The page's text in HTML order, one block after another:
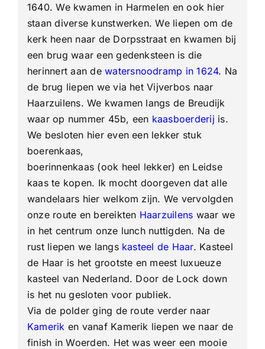
1640. We kwamen in Harmelen en ook hier
staan diverse kunstwerken. We liepen om de
kerk heen naar de Dorpsstraat en kwamen bij
een brug waar een gedenksteen is die
herinnert aan dewatersnoodramp in 1624. Na
de brug liepen we via het Vijverbos naar
Haarzuilens. We kwamen langs de Breudijk
waar op nummer 45b, een kaasboerderij is.
We besloten hier even een lekker stuk
boerenkaas,
boerinnenkaas (ook heel lekker) en Leidse
kaas te kopen. Ik mocht doorgeven dat alle
wandelaars hier welkom zijn. We vervolgden
onze route en bereikten Haarzuilens waar we
in het centrum onze lunch nuttigden. Na de
rust liepen we langs kasteel de Haar. Kasteel
de Haar is het grootste en meest luxueuze
kasteel van Nederland. Door de Lock down
is het nu gesloten voor publiek.
Via de polder ging de route verder naar
Kamerik en vanaf Kamerik liepen we naar de
finish in Woerden. Het was weer een mooie